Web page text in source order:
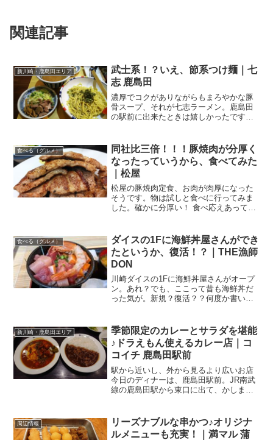
関連記事
新川崎・鹿島田エリア
武士系！？いえ、節系つけ麺｜七
志 鹿島田
濃厚でコクがありながらもまろやかな豚
骨スープ、それが七志ラーメン。鹿島田
の駅前に出来たときは嬉しかったですね
板やポスター、いつも確認してしまう私
がいます。そんな七志さん...
食べる（グルメ）
同社比三倍！！！豚焼肉が分厚く
なったっていうから、食べてみた
｜松屋
松屋の豚焼肉定食、お肉が肉厚になった
そうです。物は試しと食べに行ってみま
した。確かに分厚い！ 食べ応えあって美
ン店さん。吉野家さん・松屋さん・すき
家さんの御三家は、定番...
食べる（グルメ）
ダイスの1Fに海鮮丼屋さんができ
たというか、復活！？｜THE漁師
DON
川崎ダイスの1Fに海鮮丼屋さんがオープ
ン。あれ？でも、ここって昔も海鮮丼だ
った気が。新規？復活？？何度か書いて
整体に通ってます。で、その整体っての
はダイスの6Fなん...
新川崎・鹿島田エリア
季節限定のカレーとサラダを堪能
♪ドラえもん使えるカレー店｜コ
コイチ 鹿島田駅前
駅から近いし、外から見るより広いお店
今日のディナーは、鹿島田駅前。JR南武
線の鹿島田駅から東口に出て、かしまだ
が、こちらのお店。CoCo壱番屋 JR鹿島
田駅前店関連ラン...
周辺情報
リーズナブルな串かつ♪オリジナ
ルメニューも充実！｜満マル 蒲